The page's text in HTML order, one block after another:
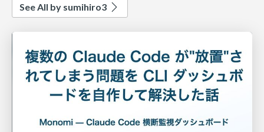
See All by sumihiro3